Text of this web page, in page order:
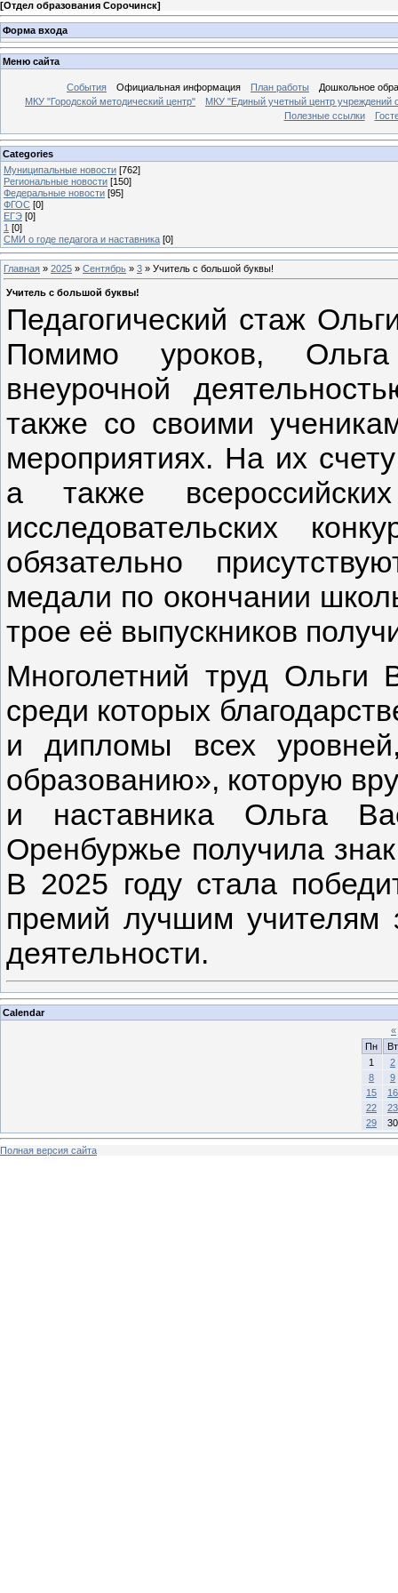
[Отдел образования Сорочинск]
Форма входа
Меню сайта
События Официальная информация План работы
Дошкольное
МКУ "Городской методический центр"
МКУ "Единый учетный центр учреждений
Полезные ссылки
Categories
Муниципальные новости [762]
Региональные новости [150]
Федеральные новости [95]
ФГОС [0]
ЕГЭ [0]
1 [0]
СМИ о годе педагога и наставника [0]
Главная » 2025 » Сентябрь » 3 » Учитель с большой буквы!
Учитель с большой буквы!
Педагогический стаж
Помимо уроков,
внеурочной
также со своими
мероприятиях. На их
а также
исследовательских
обязательно
медали по окончании
трое её выпускников
Многолетний труд Ольги
среди которых
и дипломы всех
образованию», которую
и наставника Ольга
Оренбуржье получила
В 2025 году стала
премий лучшим учителям
деятельности.
Calendar
«
Пн
Вт
1
2
8
9
15
16
22
23
29
30
Полная версия сайта